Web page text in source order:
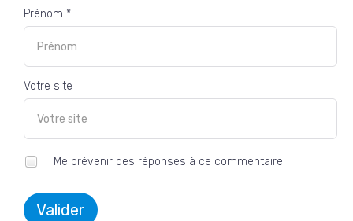
Prénom *
Votre site
Me prévenir des réponses à ce commentaire
Valider